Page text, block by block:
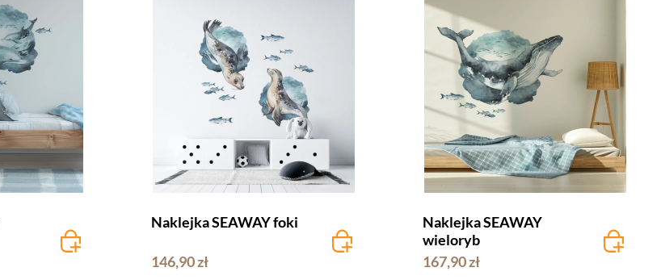
Naklejka SEAWAY foki
146,90 zł
Naklejka SEAWAY
wieloryb
167,90 zł